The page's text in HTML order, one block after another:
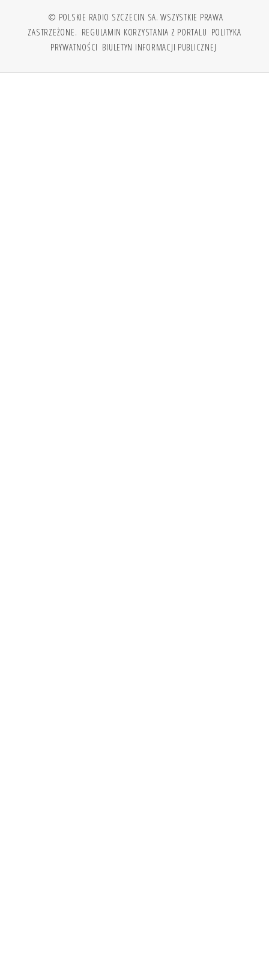
© POLSKIE RADIO SZCZECIN SA. WSZYSTKIE PRAWA
ZASTRZEŻONE. REGULAMIN KORZYSTANIA Z PORTALU POLITYKA
PRYWATNOŚCI BIULETYN INFORMACJI PUBLICZNEJ